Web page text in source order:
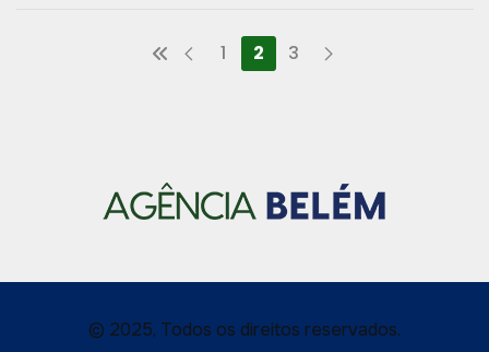
1 2 3
© 2025, Todos os direitos reservados.